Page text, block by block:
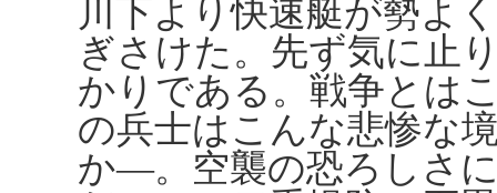
川下より快速艇が勢よ
ぎさけた。先ず気に止
かりである。戦争とは
の兵士はこんな悲惨な
か―。空襲の恐ろしさ